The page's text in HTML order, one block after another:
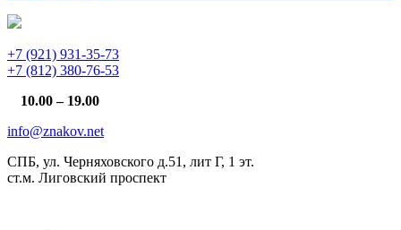
+7 (921) 931-35-73
+7 (812) 380-76-53
10.00 – 19.00
info@znakov.net
СПБ, ул. Черняховского д.51, лит Г, 1 эт.
cт.м. Лиговский проспект